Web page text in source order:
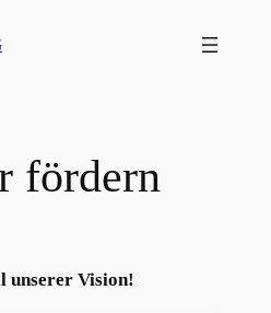
fördern
unserer Vision!